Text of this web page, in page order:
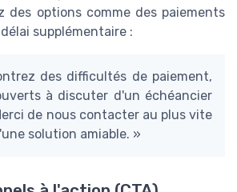
des options comme des paiements
supplémentaire :
des difficultés de paiement,
à discuter d'un échéancier
de nous contacter au plus vite
solution amiable. »